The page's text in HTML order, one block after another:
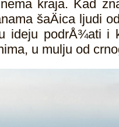
kraja. Kad
šaÄica ljudi
ideju podrÅ¾ati i
u mulju od